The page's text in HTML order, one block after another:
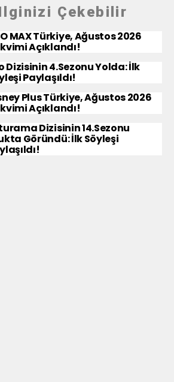
Çekebilir
MAX Türkiye, Ağustos 2026
Açıklandı!
Dizisinin 4.Sezonu Yolda: İlk
Paylaşıldı!
Plus Türkiye, Ağustos 2026
Açıklandı!
Dizisinin 14.Sezonu
Göründü: İlk Söyleşi